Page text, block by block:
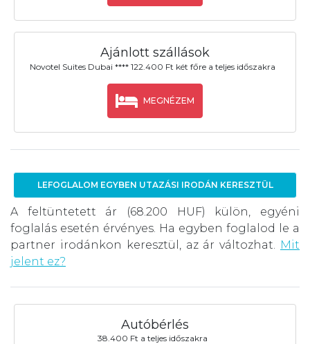
Ajánlott szállások
Novotel Suites Dubai **** 122.400 Ft két főre a teljes időszakra
MEGNÉZEM
LEFOGLALOM EGYBEN UTAZÁSI IRODÁN KERESZTÜL
A feltüntetett ár (68.200 HUF) külön, egyéni
foglalás esetén érvényes. Ha egyben foglalod le a
partner irodánkon keresztül, az ár változhat.
Mit
jelent ez?
Autóbérlés
38.400 Ft a teljes időszakra